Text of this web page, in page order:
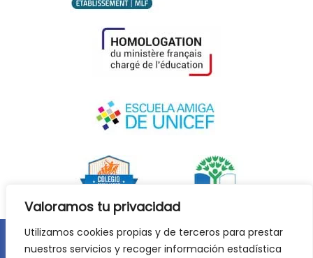
Valoramos tu privacidad
Utilizamos cookies propias y de terceros para prestar
nuestros servicios y recoger información estadística
Aviso legal Política de privacidad